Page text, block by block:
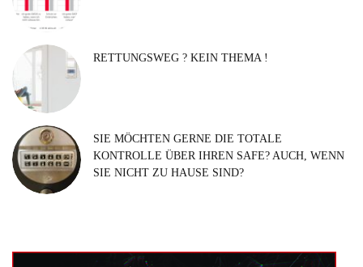
RETTUNGSWEG ? KEIN THEMA !
SIE MÖCHTEN GERNE DIE TOTALE
KONTROLLE ÜBER IHREN SAFE? AUCH, WENN
SIE NICHT ZU HAUSE SIND?